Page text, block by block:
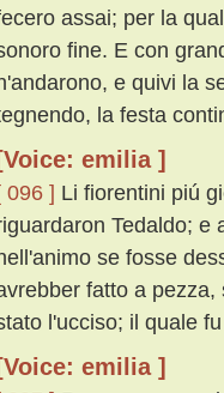
assai; per la
fine. E con
e quivi la
la festa
[Voice: emilia ]
096 ] Li fiorentini piú
Tedaldo; e
se fosse
fatto a
l'ucciso; il quale
[Voice: emilia ]